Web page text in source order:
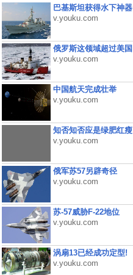
巴基斯坦获得水下神器
v.youku.com
俄罗斯这领域超过美国
v.youku.com
中国航天完成壮举
v.youku.com
知否知否应是绿肥红瘦
v.youku.com
俄军苏57另辟奇径
v.youku.com
苏-57威胁F-22地位
v.youku.com
涡扇13已经成功定型!
v.youku.com